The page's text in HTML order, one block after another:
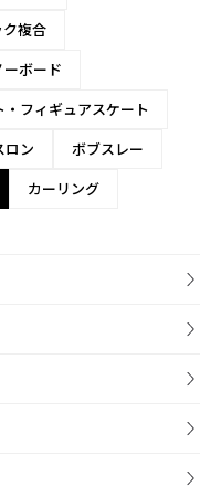
複合
ボード
・フィギュアスケート
ロン
ボブスレー
カーリング